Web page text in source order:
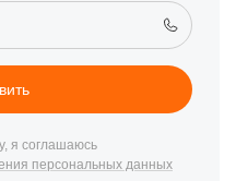
кофемашины Ariston с
эспрессо, капучино
ранние кофемашины
Москвы и области.
слабый напор во время
я соглашаюсь
персональных данных